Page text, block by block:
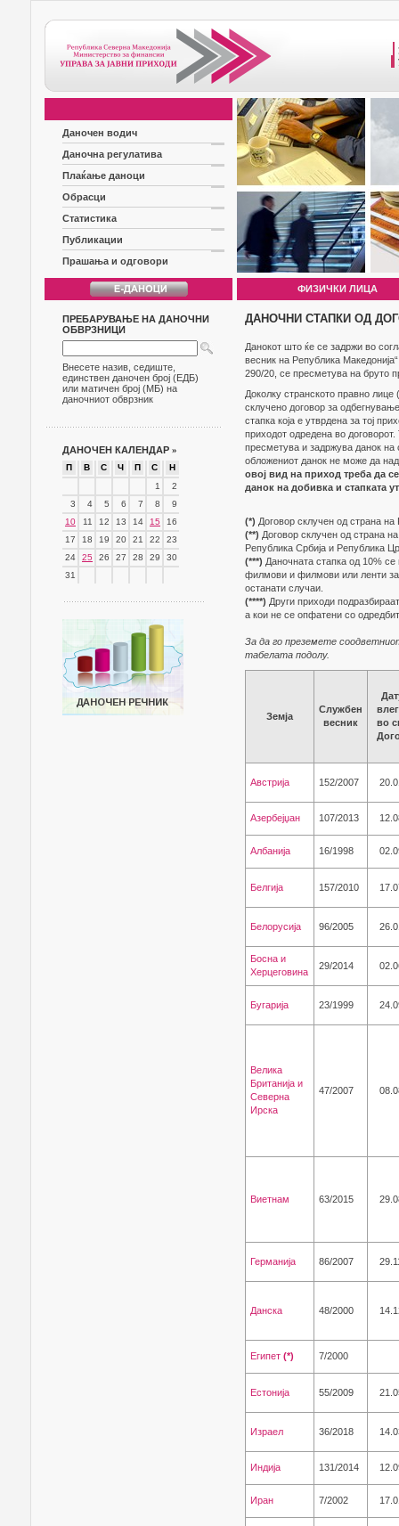
Даночен водич
Даночна регулатива
Плаќање даноци
Обрасци
Статистика
Публикации
Прашања и одговори
ФИЗИЧКИ ЛИЦА
ПРЕБАРУВАЊЕ НА ДАНОЧНИ
ОБВРЗНИЦИ
Внесете назив, седиште,
единствен даночен број (ЕДБ)
или матичен број (МБ) на
даночниот обврзник
ДАНОЧЕН КАЛЕНДАР »
П В С Ч П С
Н
1
2
3
4 5 6 7 8
9
10
11 12 13 14 15
16
17
18 19 20 21 22
23
24
25 26 27 28 29
30
31
ДАНОЧНИ СТАПКИ ОД
Данокот што ќе се задржи во
весник на Република
290/20, се пресметува на бруто
Доколку странското правно
склучено договор за
стапка која е утврдена за тој
приходот одредена во
пресметува и задржува данок
обложениот данок не може да
овој вид на приход треба да
данок на добивка и стапката
(*) Договор склучен од страна
(**) Договор склучен од страна
Република Србија и Република
(***) Даночната стапка од 10%
филмови и филмови или ленти за
останати случаи.
(****) Други приходи
а кои не се опфатени со
За да го преземете
табелата подолу.
Земја
Службен
весник
во
Австрија 152/2007
Азербејџан 107/2013
Aлбанија 16/1998
Белгија 157/2010
Белорусија 96/2005
Босна и
Херцеговина
29/2014
Бугарија 23/1999
Велика
Британија и
Северна
Ирска
47/2007
Виетнам 63/2015
Германија 86/2007
Данска 48/2000
Египет (*) 7/2000
Естонија 55/2009
Израел 36/2018
Индија 131/2014
Иран 7/2002